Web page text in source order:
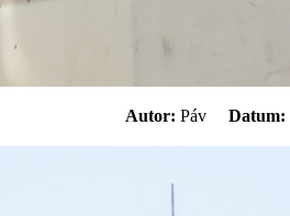
Autor: Páv Datum: